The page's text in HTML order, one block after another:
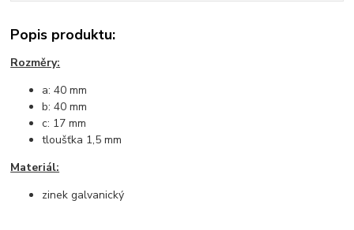
Popis produktu:
Rozměry:
a: 40 mm
b: 40 mm
c: 17 mm
tloušťka 1,5 mm
Materiál:
zinek galvanický